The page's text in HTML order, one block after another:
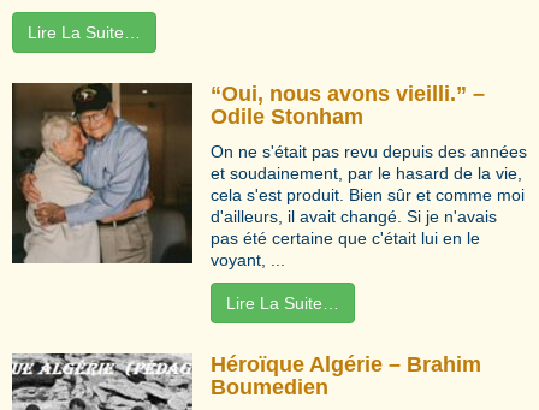
Lire La Suite…
“Oui, nous avons vieilli.” –
Odile Stonham
On ne s'était pas revu depuis des années
et soudainement, par le hasard de la vie,
cela s'est produit. Bien sûr et comme moi
d'ailleurs, il avait changé. Si je n'avais
pas été certaine que c'était lui en le
voyant, ...
Lire La Suite…
Héroïque Algérie – Brahim
Boumedien